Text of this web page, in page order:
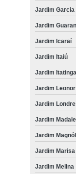
atendimento a
atendimento a
onde agendar
Marcos
onde tem
Campinas
atendimento a
Jardim Roseira
atendimento a
onde agendar
Parque da Figueira
atendimento
Jardim Garcia
Jardim
Jardim Icaraí
Jardim Itaiú
Jardim Itatinga
Jardim Leonor
Jardim
Jardim
Jardim
Jardim Marisa
Jardim Melina